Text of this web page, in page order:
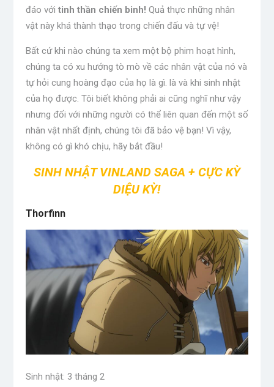
đáo với tinh thần chiến binh! Quả thực những nhân
vật này khá thành thạo trong chiến đấu và tự vệ!
Bất cứ khi nào chúng ta xem một bộ phim hoạt hình,
chúng ta có xu hướng tò mò về các nhân vật của nó và
tự hỏi cung hoàng đạo của họ là gì. là và khi sinh nhật
của họ được. Tôi biết không phải ai cũng nghĩ như vậy
nhưng đối với những người có thể liên quan đến một số
nhân vật nhất định, chúng tôi đã bảo vệ bạn! Vì vậy,
không có gì khó chịu, hãy bắt đầu!
SINH NHẬT VINLAND SAGA + CỰC KỲ
DIỆU KỲ!
Thorfinn
Sinh nhật: 3 tháng 2